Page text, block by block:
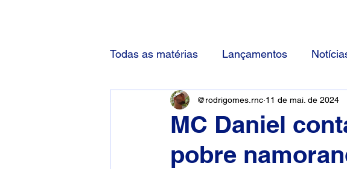
Todas as matérias Lançamentos
MC Daniel
pobre
@rodrigomes.rnc 11 de mai. de 2024